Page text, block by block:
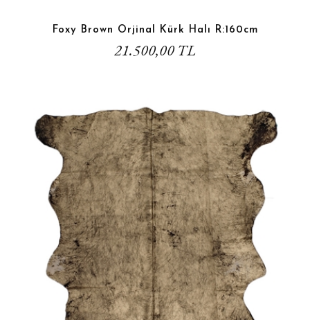
Foxy Brown Orjinal Kürk Halı R:160cm
21.500,00 TL